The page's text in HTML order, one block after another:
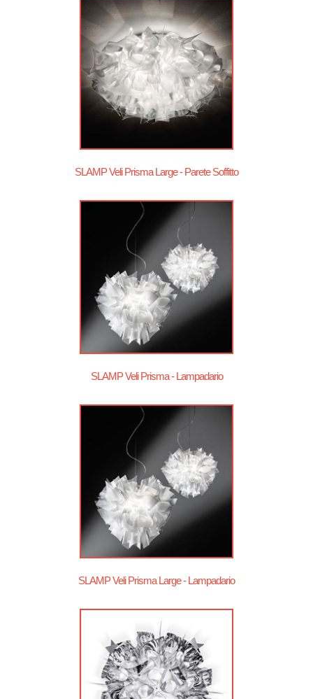
SLAMP Veli Prisma Large - Parete Soffitto
SLAMP Veli Prisma - Lampadario
SLAMP Veli Prisma Large - Lampadario